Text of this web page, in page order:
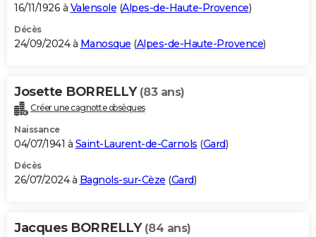
16/11/1926 à Valensole (Alpes-de-Haute-Provence)
Décès
24/09/2024 à Manosque (Alpes-de-Haute-Provence)
Josette BORRELLY (83 ans)
Créer une cagnotte obsèques
Naissance
04/07/1941 à Saint-Laurent-de-Carnols (Gard)
Décès
26/07/2024 à Bagnols-sur-Cèze (Gard)
Jacques BORRELLY (84 ans)